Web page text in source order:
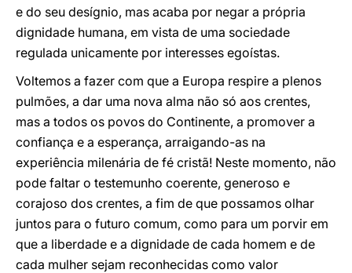
e do seu desígnio, mas acaba por negar a própria
dignidade humana, em vista de uma sociedade
regulada unicamente por interesses egoístas.
Voltemos a fazer com que a Europa respire a plenos
pulmões, a dar uma nova alma não só aos crentes,
mas a todos os povos do Continente, a promover a
confiança e a esperança, arraigando-as na
experiência milenária de fé cristã! Neste momento, não
pode faltar o testemunho coerente, generoso e
corajoso dos crentes, a fim de que possamos olhar
juntos para o futuro comum, como para um porvir em
que a liberdade e a dignidade de cada homem e de
cada mulher sejam reconhecidas como valor